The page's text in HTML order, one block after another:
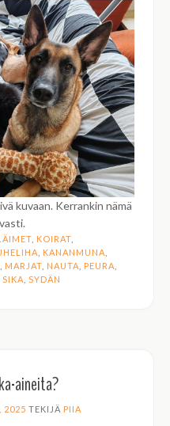
kuvaan. Kerrankin nämä
KOIRAT
KANANMUNA
MARJAT NAUTA PEURA
SIKA SYDÄN
aineita?
2025 TEKIJÄ PIIA